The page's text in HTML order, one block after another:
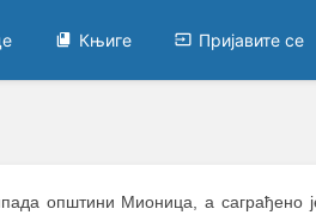
Књиге Пријавите се
општини Мионица, а саграђено